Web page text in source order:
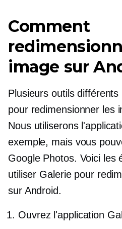
Comment
image sur
Plusieurs outils
pour redimensionner les
Nous utiliserons
exemple, mais vous
Google Photos. Voici les
utiliser Galerie pour
sur Android.
Ouvrez l'application